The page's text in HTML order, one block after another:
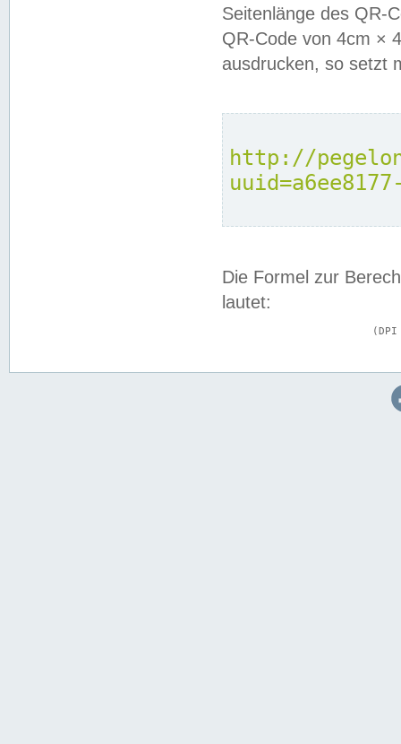
Seitenlänge des QR-
QR-Code von 4cm ×
ausdrucken, so setzt
http://
Die Formel zur
lautet: